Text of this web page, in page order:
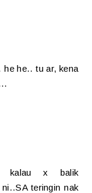
he.. tu ar, kena
kalau x balik
teringin nak